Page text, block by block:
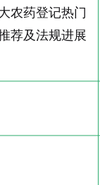
农药登记热门
荐及法规进展